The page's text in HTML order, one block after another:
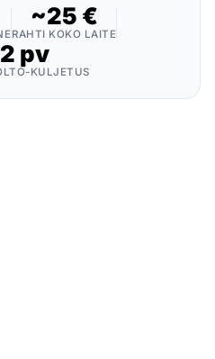
~25 €
RAHTI KOKO LAITE
pv
KULJETUS